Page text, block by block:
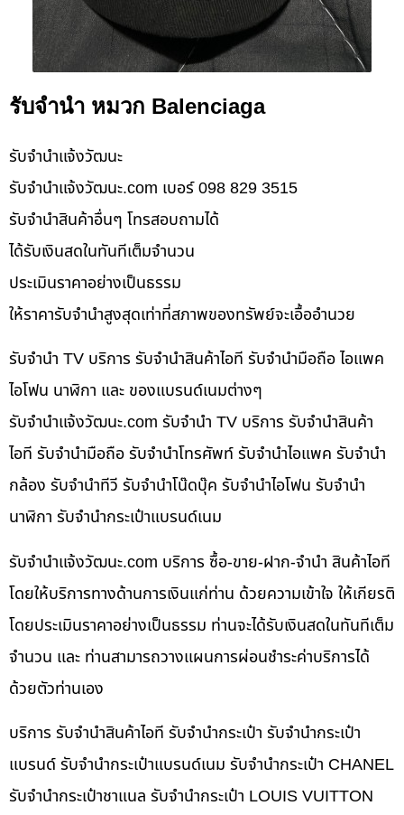
รับจำนำ หมวก Balenciaga
รับจํานําแจ้งวัฒนะ
รับจํานําแจ้งวัฒนะ.com เบอร์ 098 829 3515
รับจำนำสินค้าอื่นๆ โทรสอบถามได้
ได้รับเงินสดในทันทีเต็มจำนวน
ประเมินราคาอย่างเป็นธรรม
ให้ราคารับจำนำสูงสุดเท่าที่สภาพของทรัพย์จะเอื้ออำนวย
รับจำนำ TV บริการ รับจำนำสินค้าไอที รับจำนำมือถือ ไอแพค
ไอโฟน นาฬิกา และ ของแบรนด์เนมต่างๆ
รับจํานําแจ้งวัฒนะ.com รับจำนำ TV บริการ รับจำนำสินค้า
ไอที รับจำนำมือถือ รับจำนำโทรศัพท์ รับจำนำไอแพค รับจำนำ
กล้อง รับจำนำทีวี รับจำนำโน๊ดบุ๊ค รับจำนำไอโฟน รับจำนำ
นาฬิกา รับจำนำกระเป๋าแบรนด์เนม
รับจํานําแจ้งวัฒนะ.com บริการ ซื้อ-ขาย-ฝาก-จำนำ สินค้าไอที
โดยให้บริการทางด้านการเงินแก่ท่าน ด้วยความเข้าใจ ให้เกียรติ
โดยประเมินราคาอย่างเป็นธรรม ท่านจะได้รับเงินสดในทันทีเต็ม
จำนวน และ ท่านสามารถวางแผนการผ่อนชำระค่าบริการได้
ด้วยตัวท่านเอง
บริการ รับจำนำสินค้าไอที รับจำนำกระเป๋า รับจำนำกระเป๋า
แบรนด์ รับจำนำกระเป๋าแบรนด์เนม รับจำนำกระเป๋า CHANEL
รับจำนำกระเป๋าชาแนล รับจำนำกระเป๋า LOUIS VUITTON